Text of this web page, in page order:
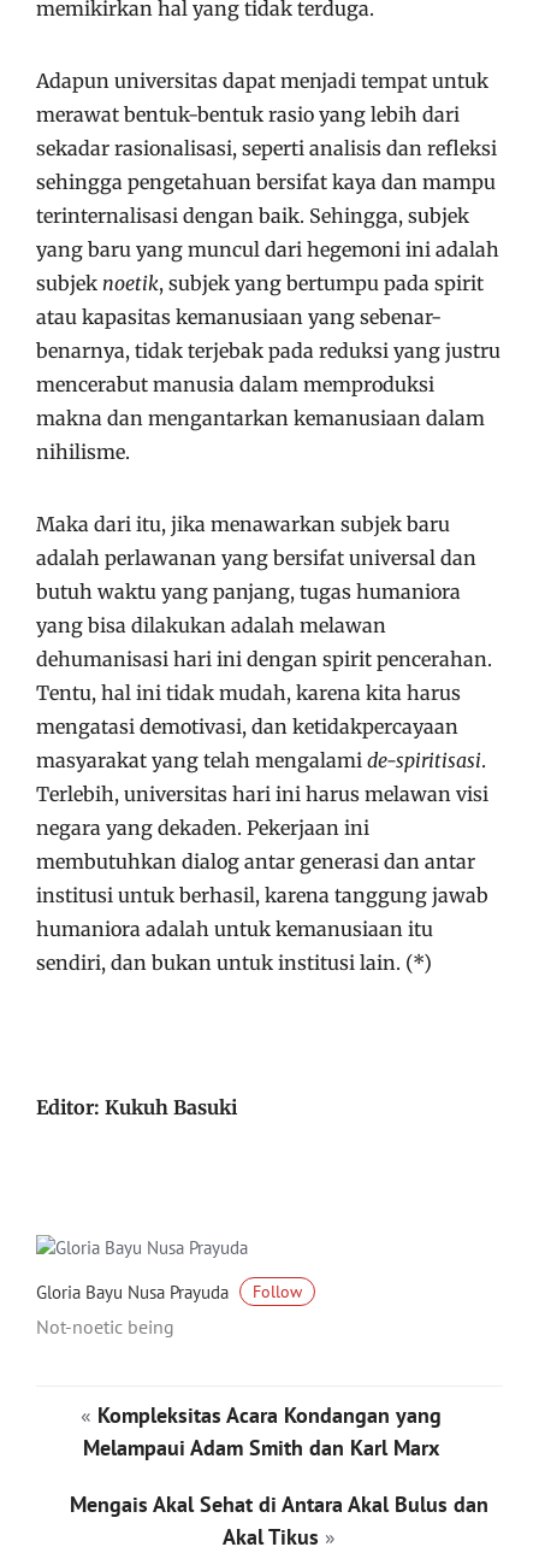
memikirkan hal yang tidak terduga.
Adapun universitas dapat menjadi tempat untuk
merawat bentuk-bentuk rasio yang lebih dari
sekadar rasionalisasi, seperti analisis dan refleksi
sehingga pengetahuan bersifat kaya dan mampu
terinternalisasi dengan baik. Sehingga, subjek
yang baru yang muncul dari hegemoni ini adalah
subjek noetik, subjek yang bertumpu pada spirit
atau kapasitas kemanusiaan yang sebenar-
benarnya, tidak terjebak pada reduksi yang justru
mencerabut manusia dalam memproduksi
makna dan mengantarkan kemanusiaan dalam
nihilisme.
Maka dari itu, jika menawarkan subjek baru
adalah perlawanan yang bersifat universal dan
butuh waktu yang panjang, tugas humaniora
yang bisa dilakukan adalah melawan
dehumanisasi hari ini dengan spirit pencerahan.
Tentu, hal ini tidak mudah, karena kita harus
mengatasi demotivasi, dan ketidakpercayaan
masyarakat yang telah mengalami de-spiritisasi.
Terlebih, universitas hari ini harus melawan visi
negara yang dekaden. Pekerjaan ini
membutuhkan dialog antar generasi dan antar
institusi untuk berhasil, karena tanggung jawab
humaniora adalah untuk kemanusiaan itu
sendiri, dan bukan untuk institusi lain. (*)
Editor: Kukuh Basuki
Gloria Bayu Nusa Prayuda Follow
Not-noetic being
« Kompleksitas Acara Kondangan yang
Melampaui Adam Smith dan Karl Marx
Mengais Akal Sehat di Antara Akal Bulus dan
Akal Tikus »